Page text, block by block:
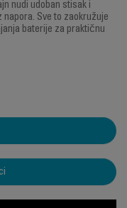
nudi udoban stisak i
Sve to zaokružuje
baterije za praktičnu